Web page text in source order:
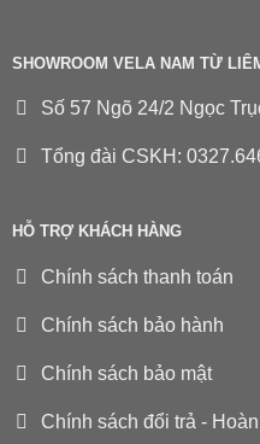
SHOWROOM VELA NAM TỪ
Số 57 Ngõ 24/2 Ngọc
Tổng đài CSKH:
HỖ TRỢ KHÁCH HÀNG
Chính sách thanh toán
Chính sách bảo hành
Chính sách bảo mật
Chính sách đổi trả -